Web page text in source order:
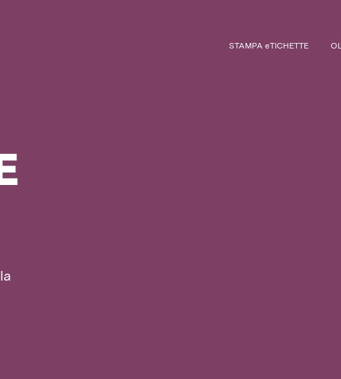
STAMPA eTICHETTE